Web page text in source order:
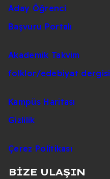
Aday Öğrenci
Başvuru Portalı
Akademik Takvim
folklor/edebiyat dergisi
Kampüs Haritası
Gizlilik
Çerez Politikası
BİZE ULAŞIN